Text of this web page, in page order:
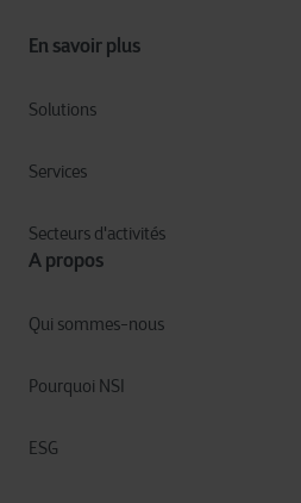
En savoir plus
Solutions
Services
Secteurs d'activités
A propos
Qui sommes-nous
Pourquoi NSI
ESG